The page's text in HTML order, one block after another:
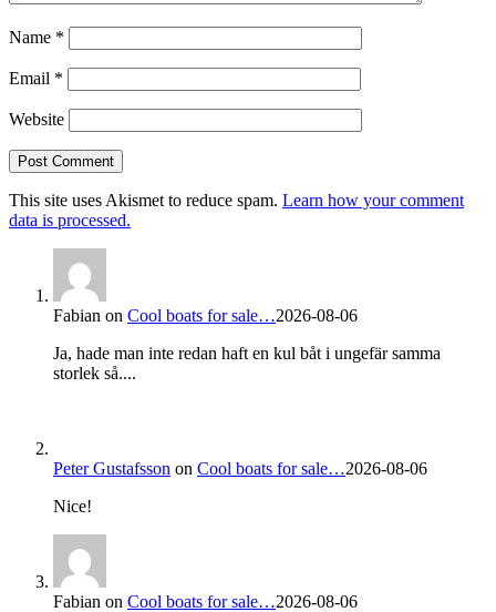
Name *
Email *
Website
This site uses Akismet to reduce spam. Learn how your comment
data is processed.
Fabian on Cool boats for sale…2026-08-06
Ja, hade man inte redan haft en kul båt i ungefär samma
storlek så....
Peter Gustafsson on Cool boats for sale…2026-08-06
Nice!
Fabian on Cool boats for sale…2026-08-06